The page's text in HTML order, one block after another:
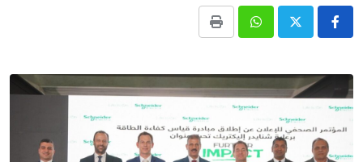
Whatsapp
Print